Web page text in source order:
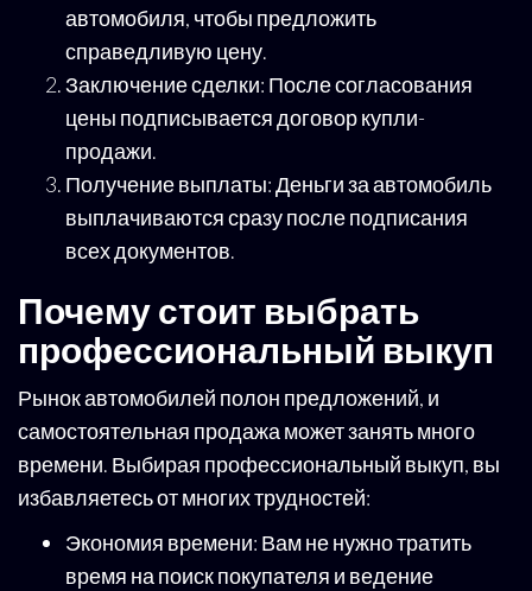
автомобиля, чтобы предложить
справедливую цену.
Заключение сделки: После согласования
цены подписывается договор купли-
продажи.
Получение выплаты: Деньги за автомобиль
выплачиваются сразу после подписания
всех документов.
Почему стоит выбрать
профессиональный выкуп
Рынок автомобилей полон предложений, и
самостоятельная продажа может занять много
времени. Выбирая профессиональный выкуп, вы
избавляетесь от многих трудностей:
Экономия времени: Вам не нужно тратить
время на поиск покупателя и ведение